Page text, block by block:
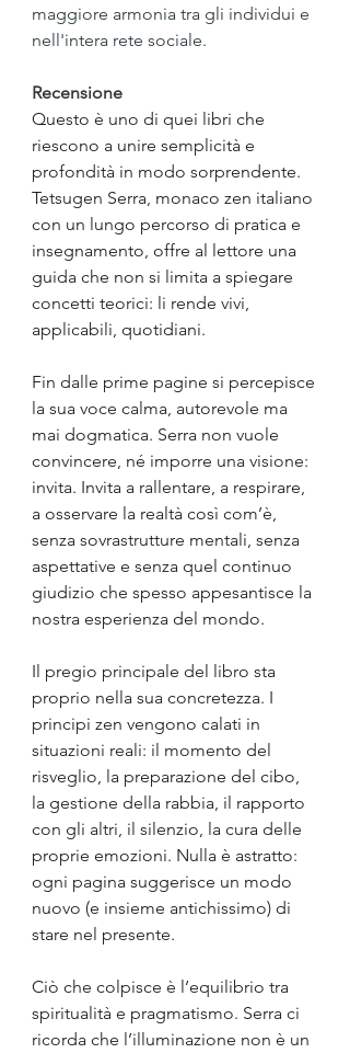
maggiore armonia tra gli individui e
nell'intera rete sociale.
Recensione
Questo è uno di quei libri che
riescono a unire semplicità e
profondità in modo sorprendente.
Tetsugen Serra, monaco zen italiano
con un lungo percorso di pratica e
insegnamento, offre al lettore una
guida che non si limita a spiegare
concetti teorici: li rende vivi,
applicabili, quotidiani.
Fin dalle prime pagine si percepisce
la sua voce calma, autorevole ma
mai dogmatica. Serra non vuole
convincere, né imporre una visione:
invita. Invita a rallentare, a respirare,
a osservare la realtà così com’è,
senza sovrastrutture mentali, senza
aspettative e senza quel continuo
giudizio che spesso appesantisce la
nostra esperienza del mondo.
Il pregio principale del libro sta
proprio nella sua concretezza. I
principi zen vengono calati in
situazioni reali: il momento del
risveglio, la preparazione del cibo,
la gestione della rabbia, il rapporto
con gli altri, il silenzio, la cura delle
proprie emozioni. Nulla è astratto:
ogni pagina suggerisce un modo
nuovo (e insieme antichissimo) di
stare nel presente.
Ciò che colpisce è l’equilibrio tra
spiritualità e pragmatismo. Serra ci
ricorda che l’illuminazione non è un